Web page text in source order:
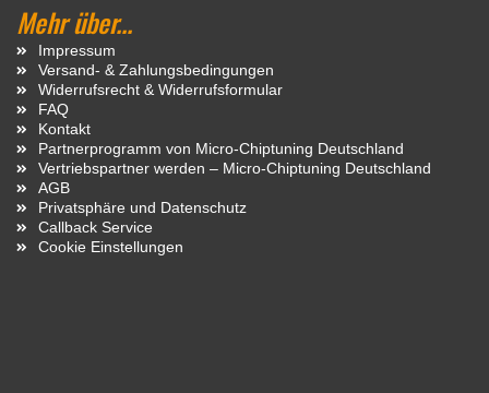
Mehr über...
Impressum
Versand- & Zahlungsbedingungen
Widerrufsrecht & Widerrufsformular
FAQ
Kontakt
Partnerprogramm von Micro-Chiptuning Deutschland
Vertriebspartner werden – Micro-Chiptuning Deutschland
AGB
Privatsphäre und Datenschutz
Callback Service
Cookie Einstellungen